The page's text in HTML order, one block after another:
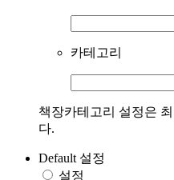
카테고리
책장카테고리 설정은
다.
Default 설정
설정